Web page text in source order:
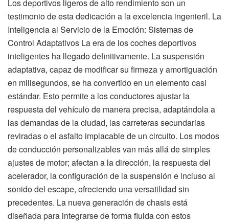
Los deportivos ligeros de alto rendimiento son un
testimonio de esta dedicación a la excelencia ingenieril. La
Inteligencia al Servicio de la Emoción: Sistemas de
Control Adaptativos La era de los coches deportivos
inteligentes ha llegado definitivamente. La suspensión
adaptativa, capaz de modificar su firmeza y amortiguación
en milisegundos, se ha convertido en un elemento casi
estándar. Esto permite a los conductores ajustar la
respuesta del vehículo de manera precisa, adaptándola a
las demandas de la ciudad, las carreteras secundarias
reviradas o el asfalto implacable de un circuito. Los modos
de conducción personalizables van más allá de simples
ajustes de motor; afectan a la dirección, la respuesta del
acelerador, la configuración de la suspensión e incluso al
sonido del escape, ofreciendo una versatilidad sin
precedentes. La nueva generación de chasis está
diseñada para integrarse de forma fluida con estos